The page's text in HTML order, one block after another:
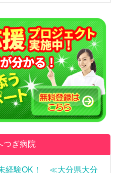
つぎ病院
経験OK！ ≪大分県大分